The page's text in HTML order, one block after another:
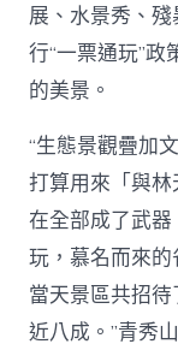
展、水景秀、
行“一票通玩”
的美景。
“生態景觀疊加
打算用來「與
在全部成了武
玩，慕名而來
當天景區共招
近八成。”青秀